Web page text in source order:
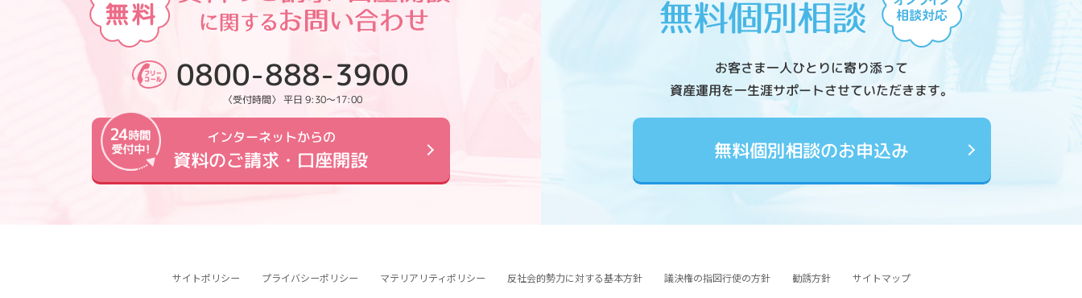
0800-888-3900
〈受付時間〉 平日 9:30～17:00
インターネットからの
資料のご請求・口座開設
お客さま一人ひとりに寄り添って
資産運用を一生涯サポートさせていただきます。
無料個別相談のお申込み
サイトポリシー プライバシーポリシー マテリアリティポリシー 反社会的勢力に対する基本方針 議決権の指図行使の方針 勧誘方針 サイトマップ